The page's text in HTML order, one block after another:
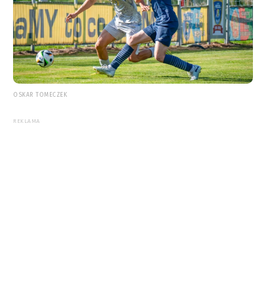
OSKAR TOMECZEK
REKLAMA